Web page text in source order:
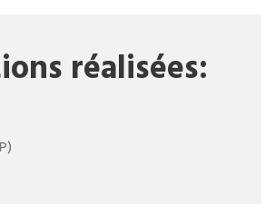
réalisées: